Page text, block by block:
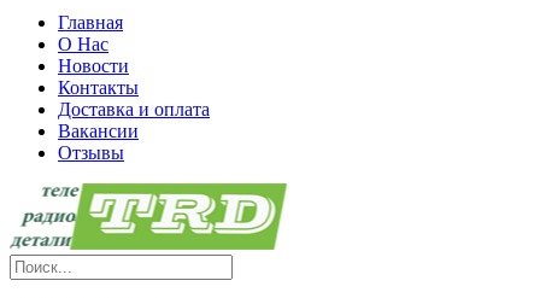
Главная
О Нас
Новости
Контакты
Доставка и оплата
Вакансии
Отзывы